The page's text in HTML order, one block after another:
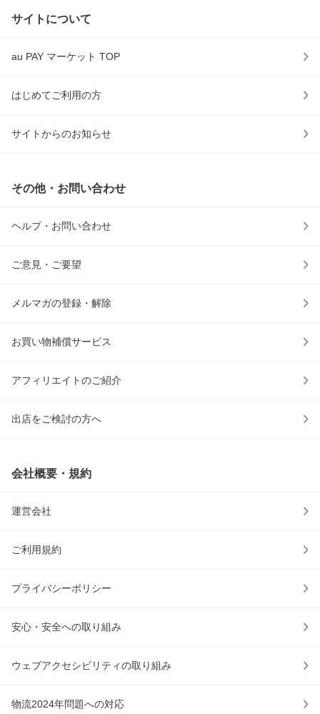
サイトについて
au PAY マーケット TOP
はじめてご利用の方
サイトからのお知らせ
その他・お問い合わせ
ヘルプ・お問い合わせ
ご意見・ご要望
メルマガの登録・解除
お買い物補償サービス
アフィリエイトのご紹介
出店をご検討の方へ
会社概要・規約
運営会社
ご利用規約
プライバシーポリシー
安心・安全への取り組み
ウェブアクセシビリティの取り組み
物流2024年問題への対応